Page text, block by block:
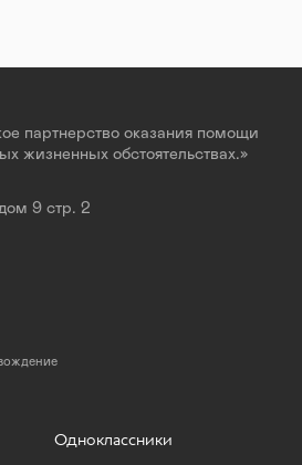
партнерство оказания помощи
жизненных обстоятельствах.»
9 стр. 2
Одноклассники